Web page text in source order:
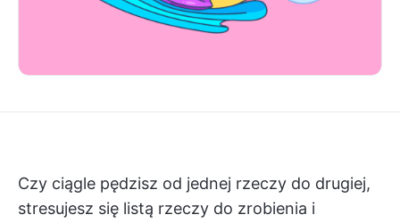
Czy ciągle pędzisz od jednej rzeczy do drugiej,
stresujesz się listą rzeczy do zrobienia i